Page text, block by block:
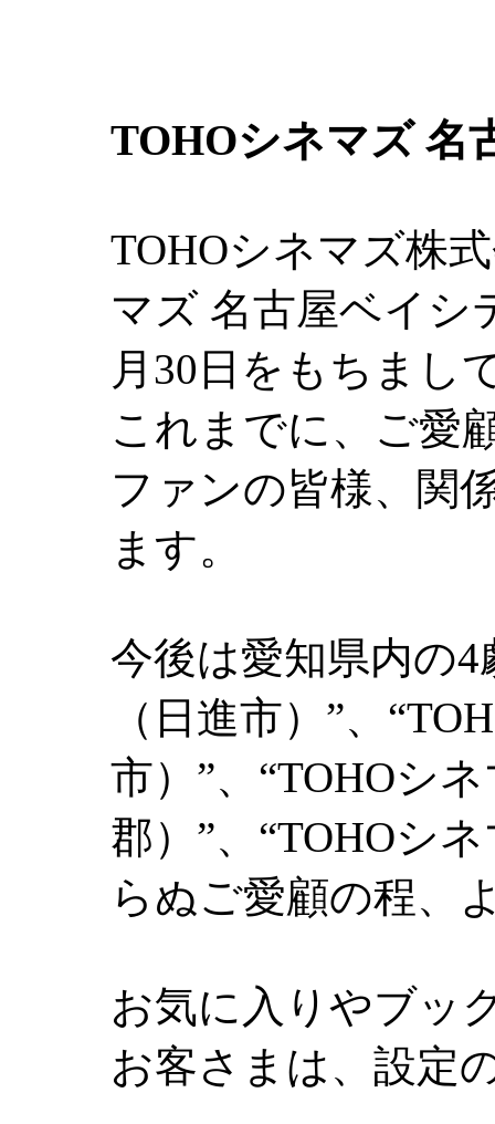
TOHOシネマズ 名
TOHOシネマズ株
マズ 名古屋ベイシ
月30日をもちまし
これまでに、ご愛
ファンの皆様、関
ます。
今後は愛知県内の4
（日進市）”、
市）”、“TOHOシ
郡）”、“TOHOシ
らぬご愛顧の程、
お気に入りやブッ
お客さまは、設定